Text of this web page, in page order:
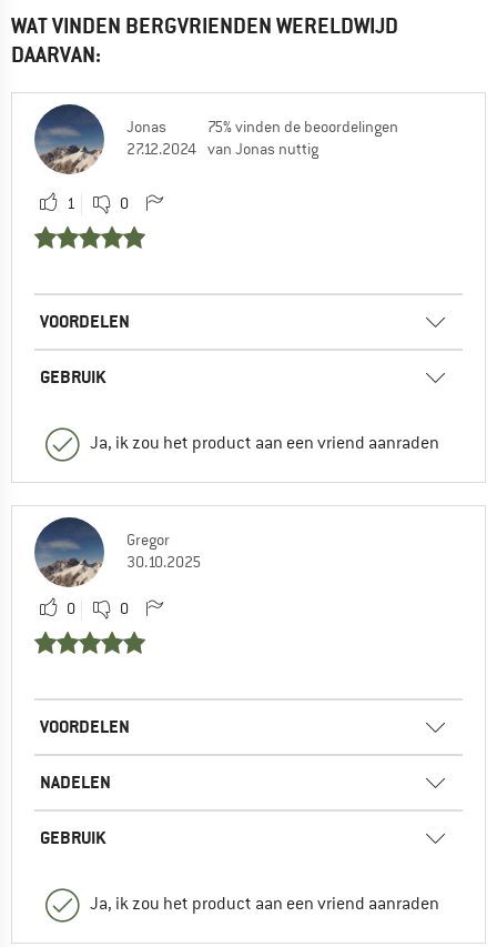
WAT VINDEN BERGVRIENDEN WERELDWIJD
DAARVAN:
Jonas
27.12.2024
75% vinden de beoordelingen
van Jonas nuttig
1 0
VOORDELEN
GEBRUIK
Ja, ik zou het product aan een vriend aanraden
Gregor
30.10.2025
0 0
VOORDELEN
NADELEN
GEBRUIK
Ja, ik zou het product aan een vriend aanraden